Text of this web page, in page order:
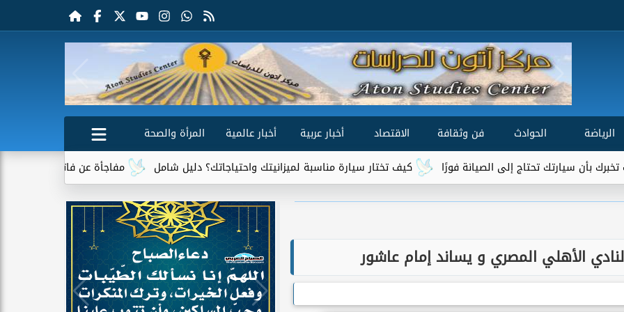
الرياضة الحوادث فن وثقافة الاقتصاد أخبار عربية أخبار عالمية
المرأة والصحة
مفاجأة عن فاتورة الكهرباء.. جهاز واحد
كيف تختار سيارة مناسبة لميزانيتك واحتياجاتك؟ دليل شامل تحتاج إلى الصيانة فورًا
الأهلي المصري و يساند إمام عاشور